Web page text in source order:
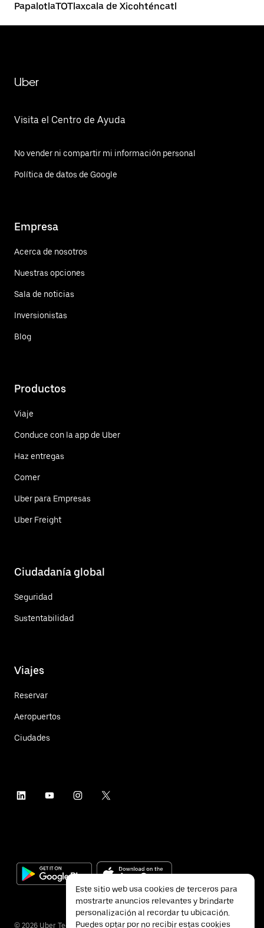
PapalotlaTOTlaxcala de Xicohténcatl
Uber
Visita el Centro de Ayuda
No vender ni compartir mi información personal
Política de datos de Google
Empresa
Acerca de nosotros
Nuestras opciones
Sala de noticias
Inversionistas
Blog
Productos
Viaje
Conduce con la app de Uber
Haz entregas
Comer
Uber para Empresas
Uber Freight
Ciudadanía global
Seguridad
Sustentabilidad
Viajes
Reservar
Aeropuertos
Ciudades
© 2026 Uber Technologies Inc.
Este sitio web usa cookies de terceros para
mostrarte anuncios relevantes y brindarte
personalización al recordar tu ubicación.
Puedes optar por no recibir estas cookies